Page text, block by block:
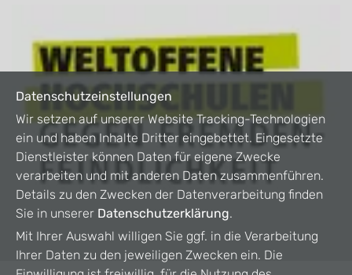
Datenschutzeinstellungen
Wir setzen auf unserer Website Tracking-Technologien
ein und haben Inhalte Dritter eingebettet. Eingesetzte
Dienstleister können Daten für eigene Zwecke
verarbeiten und mit anderen Daten zusammenführen.
Details zu den Zwecken der Datenverarbeitung finden
Sie in unserer Datenschutzerklärung.
Mit Ihrer Auswahl willigen Sie ggf. in die Verarbeitung
Ihrer Daten zu den jeweiligen Zwecken ein. Die